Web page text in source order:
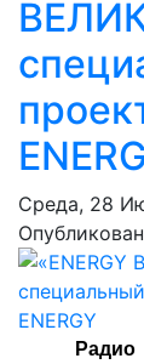
Среда, 28
Радио